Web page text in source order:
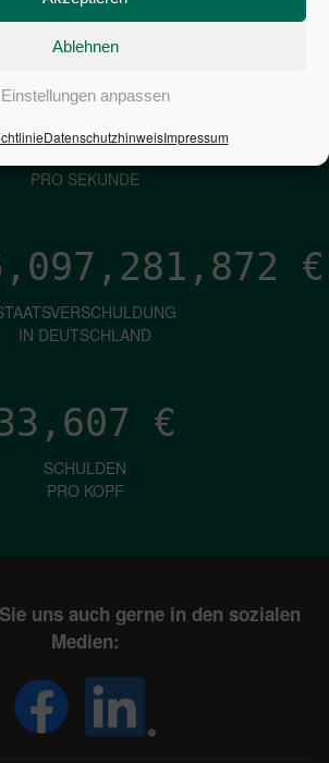
Ablehnen
Einstellungen anpassen
DatenschutzhinweisImpressum
PRO SEKUNDE
1,601€
PRO SEKUNDE
€
IN DEUTSCHLAND
€
SCHULDEN
PRO KOPF
uns auch gerne in den sozialen
Medien: